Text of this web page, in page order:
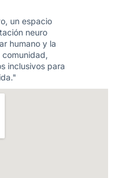
un espacio
neuro
humano y la
comunidad,
inclusivos para